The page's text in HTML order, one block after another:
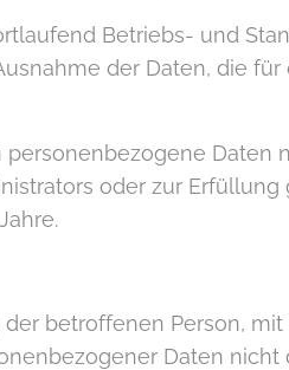
Betriebs- und
der Daten, die
Daten
oder zur
betroffenen Person,
Daten nicht